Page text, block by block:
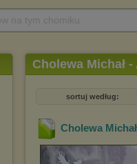
Cholewa Michał
sortuj według:
Cholewa